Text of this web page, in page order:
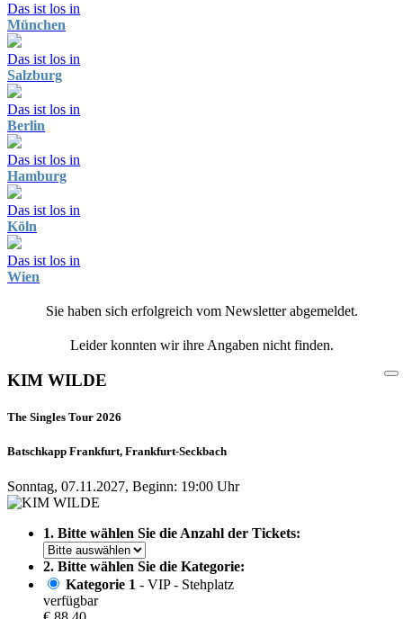
Das ist los in
München
Das ist los in
Salzburg
Das ist los in
Berlin
Das ist los in
Hamburg
Das ist los in
Köln
Das ist los in
Wien
Sie haben sich erfolgreich vom Newsletter abgemeldet.
Leider konnten wir ihre Angaben nicht finden.
KIM WILDE
The Singles Tour 2026
Batschkapp Frankfurt, Frankfurt-Seckbach
Sonntag, 07.11.2027, Beginn: 19:00 Uhr
1. Bitte wählen Sie die Anzahl der Tickets:
2. Bitte wählen Sie die Kategorie:
Kategorie 1 - VIP - Stehplatz
verfügbar